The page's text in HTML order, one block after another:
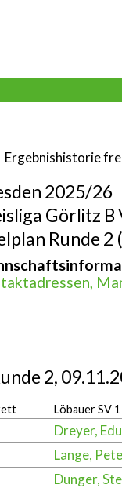
Ergebnishistorie
2025/26
Görlitz
Runde 2
2,
Löbauer SV 1
Dreyer,
Lange,
Dunger,